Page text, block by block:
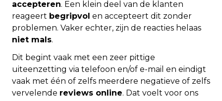
accepteren. Een klein deel van de klanten
reageert begripvol en accepteert dit zonder
problemen. Vaker echter, zijn de reacties helaas
niet mals.
Dit begint vaak met een zeer pittige
uiteenzetting via telefoon en/of e-mail en eindigt
vaak met één of zelfs meerdere negatieve of zelfs
vervelende reviews online. Dat voelt voor ons